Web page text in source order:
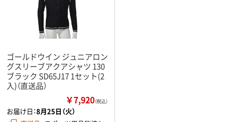
ゴールドウイン ジュニアロン
グスリーブアクアシャツ 130
ブラック SD65J17 1セット(2
入)（直送品）
￥7,920（税込）
お届け日：8月25日（火）